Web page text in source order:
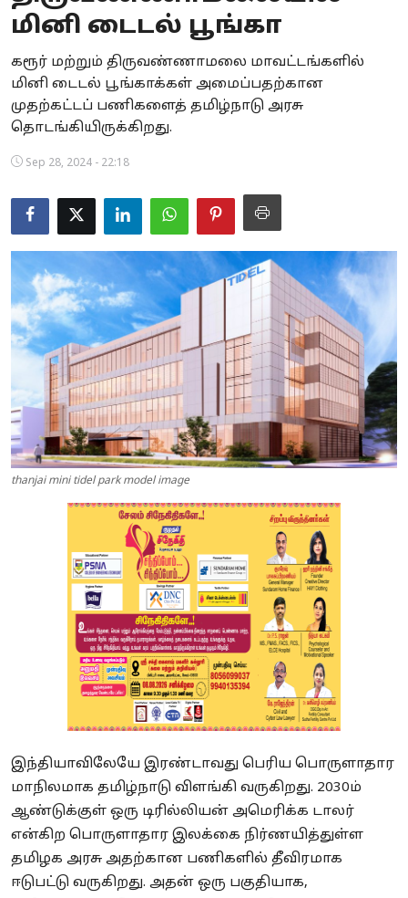
Business
Crime
Tamilnadu
Astrology
Spirituality
Weather
Politics
மினி டைடல் பூங்கா
கரூர் மற்றும் திருவண்ணாமலை மாவட்டங்களில்
மினி டைடல் பூங்காக்கள் அமைப்பதற்கான
முதற்கட்டப் பணிகளைத் தமிழ்நாடு அரசு
தொடங்கியிருக்கிறது.
Sep 28, 2024 - 22:18
thanjai mini tidel park model image
இந்தியாவிலேயே இரண்டாவது பெரிய பொருளாதார
மாநிலமாக தமிழ்நாடு விளங்கி வருகிறது. 2030ம்
ஆண்டுக்குள் ஒரு டிரில்லியன் அமெரிக்க டாலர்
என்கிற பொருளாதார இலக்கை நிர்ணயித்துள்ள
தமிழக அரசு அதற்கான பணிகளில் தீவிரமாக
ஈடுபட்டு வருகிறது. அதன் ஒரு பகுதியாக,